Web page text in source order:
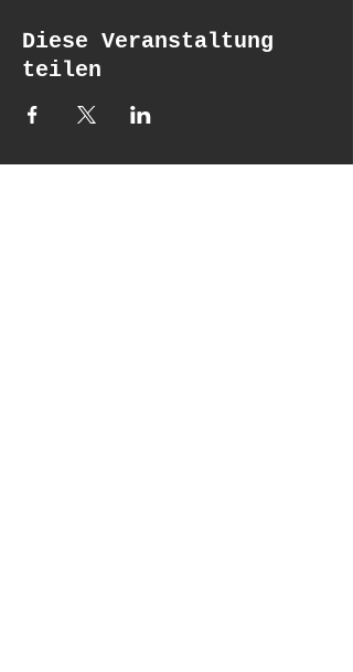
Diese Veranstaltung
teilen